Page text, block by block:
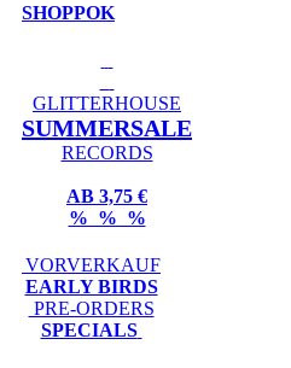
SHOPPOK
GLITTERHOUSE
SUMMERSALE
RECORDS
AB 3,75 €
% % %
VORVERKAUF
EARLY BIRDS
PRE-ORDERS
SPECIALS